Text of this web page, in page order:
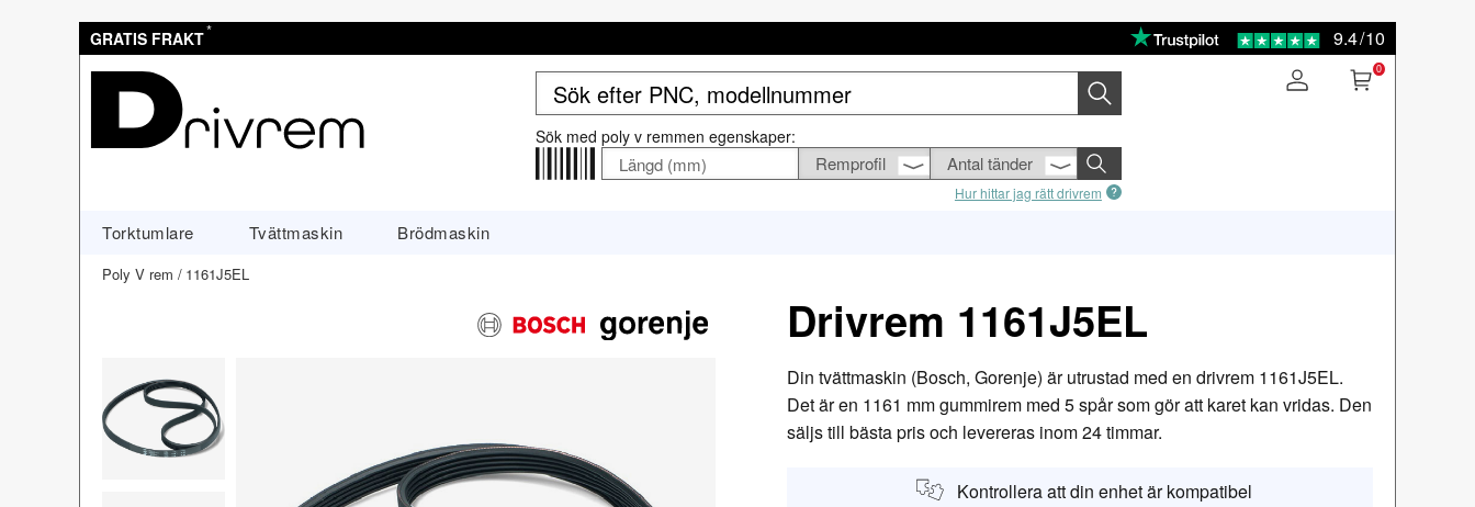
GRATIS FRAKT* 9.4/10
Sök med poly v remmen egenskaper:
Hur hittar jag rätt drivrem
0
Torktumlare Tvättmaskin Brödmaskin
Poly V rem 1161J5EL
Drivrem 1161J5EL
Din tvättmaskin (Bosch, Gorenje) är utrustad med en drivrem 1161J5EL.
Det är en 1161 mm gummirem med 5 spår som gör att karet kan vridas. Den
säljs till bästa pris och levereras inom 24 timmar.
Kontrollera att din enhet är kompatibel